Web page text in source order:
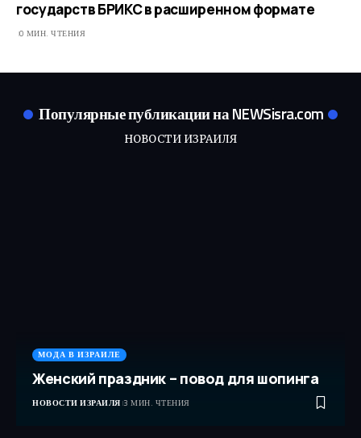
государств БРИКС в расширенном формате
0 МИН. ЧТЕНИЯ
Популярные публикации на NEWSisra.com
НОВОСТИ ИЗРАИЛЯ
МОДА В ИЗРАИЛЕ
Женский праздник – повод для шопинга
НОВОСТИ ИЗРАИЛЯ 3 МИН. ЧТЕНИЯ